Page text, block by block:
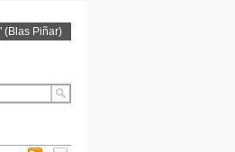
(Blas Piñar)